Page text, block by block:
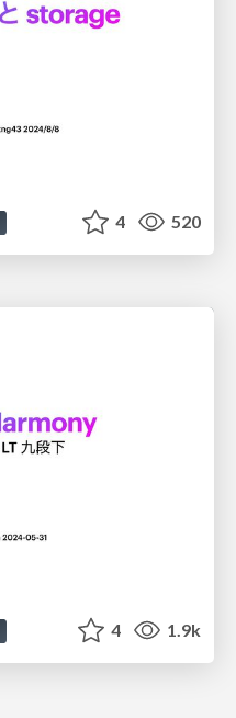
4 520
4 1.9k